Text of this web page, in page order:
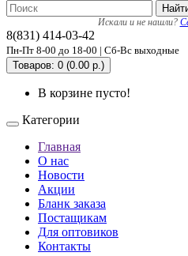
Искали и не нашли?
8(831) 414-03-42
Пн-Пт 8-00 до 18-00 | Сб-Вс выходные
Товаров: 0 (0.00 р.)
В корзине пусто!
Категории
Главная
О нас
Новости
Акции
Бланк заказа
Постащикам
Для оптовиков
Контакты